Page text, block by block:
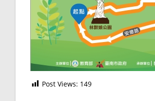
Post Views: 149